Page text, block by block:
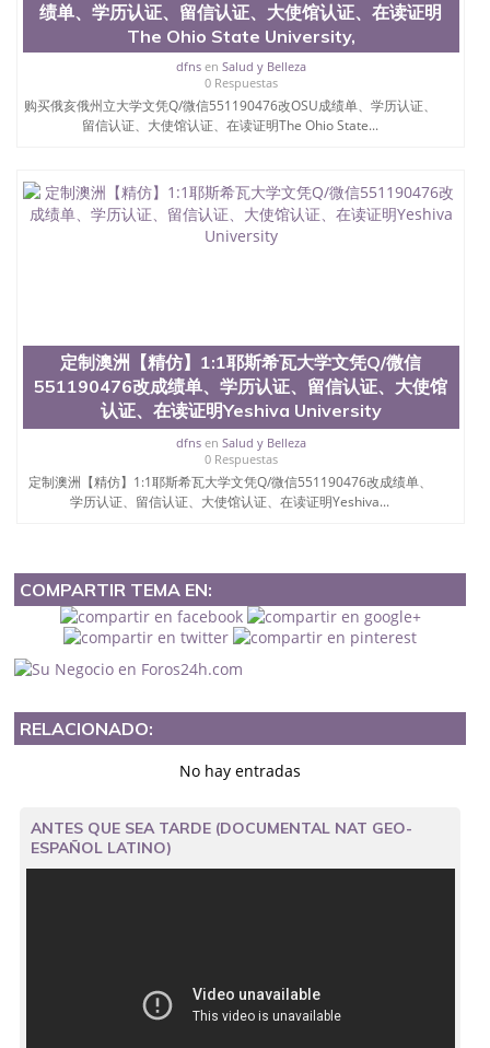
绩单、学历认证、留信认证、大使馆认证、在读证明
The Ohio State University,
dfnsen Salud y Belleza
0 Respuestas
购买俄亥俄州立大学文凭Q/微信551190476改OSU成绩单、学历认证、
留信认证、大使馆认证、在读证明The Ohio State...
定制澳洲【精仿】1:1耶斯希瓦大学文凭Q/微信
551190476改成绩单、学历认证、留信认证、大使馆
认证、在读证明Yeshiva University
dfnsen Salud y Belleza
0 Respuestas
定制澳洲【精仿】1:1耶斯希瓦大学文凭Q/微信551190476改成绩单、
学历认证、留信认证、大使馆认证、在读证明Yeshiva...
COMPARTIR TEMA EN:
RELACIONADO:
No hay entradas
ANTES QUE SEA TARDE (DOCUMENTAL NAT GEO-
ESPAÑOL LATINO)